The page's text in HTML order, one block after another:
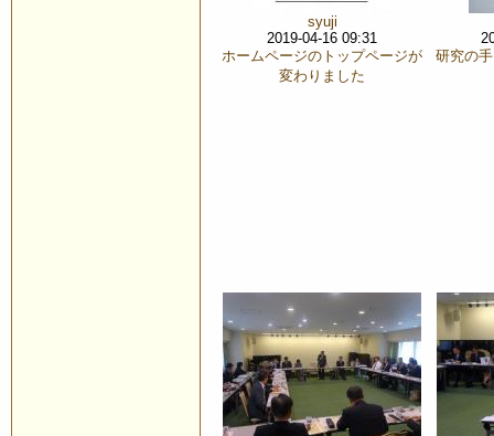
syuji
2019-04-16 09:31
ホームページのトップページが
変わりました
研究の